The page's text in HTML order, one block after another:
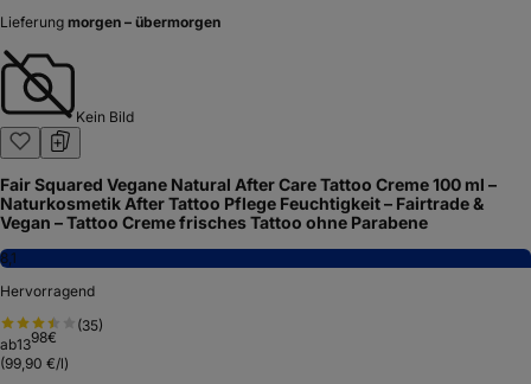
Lieferung morgen – übermorgen
Kein Bild
Fair Squared Vegane Natural After Care Tattoo Creme 100 ml –
Naturkosmetik After Tattoo Pflege Feuchtigkeit – Fairtrade &
Vegan – Tattoo Creme frisches Tattoo ohne Parabene
8,1
Hervorragend
(35)
ab1398€
(99,90 €/l)